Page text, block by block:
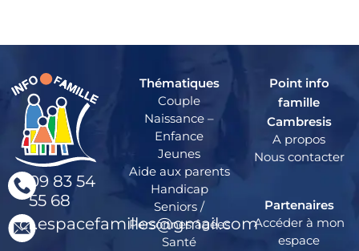
09 83 54
55 68
cr.espacefamilles@gmail.com
Thématiques
Couple
Naissance –
Enfance
Jeunes
Aide aux parents
Handicap
Seniors /
Personnes âgées
Santé
Point info
famille
Cambresis
A propos
Nous contacter
Partenaires
Accéder à mon
espace